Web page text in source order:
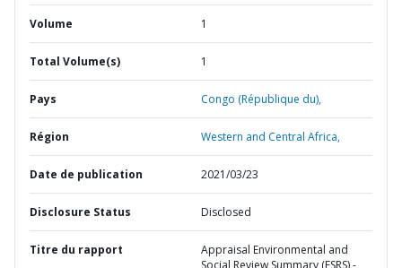
Volume 1
Total Volume(s) 1
Pays Congo (République du),
Région Western and Central Africa,
Date de publication 2021/03/23
Disclosure Status Disclosed
Titre du rapport
Appraisal Environmental and
Social Review Summary (ESRS) -